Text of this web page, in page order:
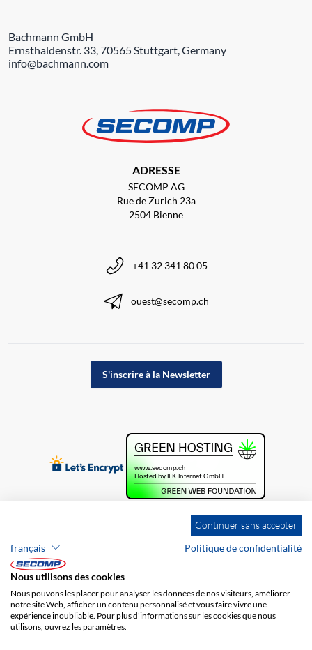
Bachmann GmbH
Ernsthaldenstr. 33, 70565 Stuttgart, Germany
info@bachmann.com
ADRESSE
SECOMP AG
Rue de Zurich 23a
2504 Bienne
+41 32 341 80 05
ouest@secomp.ch
S'inscrire à la Newsletter
Brands
Continuer sans accepter
français
Politique de confidentialité
Nous utilisons des cookies
Nous pouvons les placer pour analyser les données de nos visiteurs, améliorer
notre site Web, afficher un contenu personnalisé et vous faire vivre une
expérience inoubliable. Pour plus d'informations sur les cookies que nous
utilisons, ouvrez les paramètres.